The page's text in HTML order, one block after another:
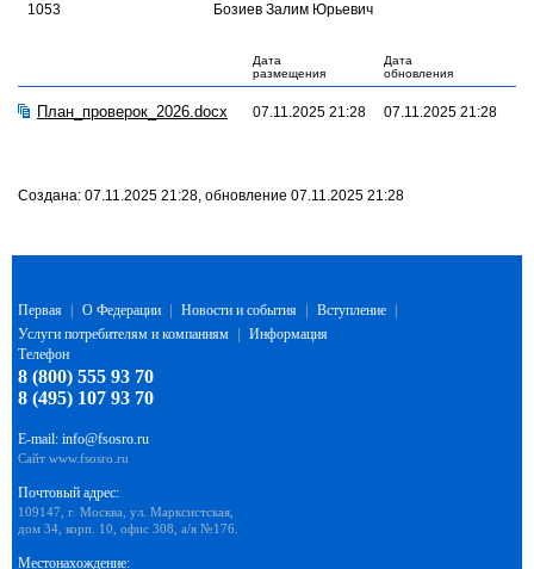
1053 Бозиев Залим Юрьевич
Дата
размещения
Дата
обновления
План_проверок_2026.docx 07.11.2025 21:28 07.11.2025 21:28
Создана: 07.11.2025 21:28, обновление 07.11.2025 21:28
Первая О Федерации Новости и события Вступление
Услуги потребителям и компаниям
Информация
Телефон
8 (800) 555 93 70
8 (495) 107 93 70
E-mail: info@fsosro.ru
Сайт www.fsosro.ru
Почтовый адрес:
109147, г. Москва, ул. Марксистская,
дом 34, корп. 10, офис 308, а/я №176.
Местонахождение: